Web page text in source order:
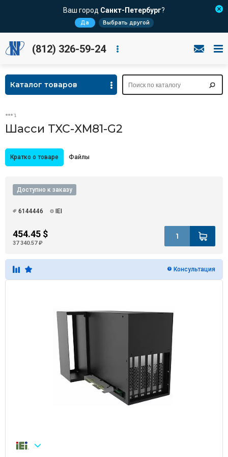
Ваш город Санкт-Петербург?
Да Выбрать другой
(812) 326-59-24
Каталог товаров
Шасси TXC-XM81-G2
Кратко о товаре Файлы
Доступно к заказу
6144446 IEI
454.45 $
37 340.57 ₽
Консультация